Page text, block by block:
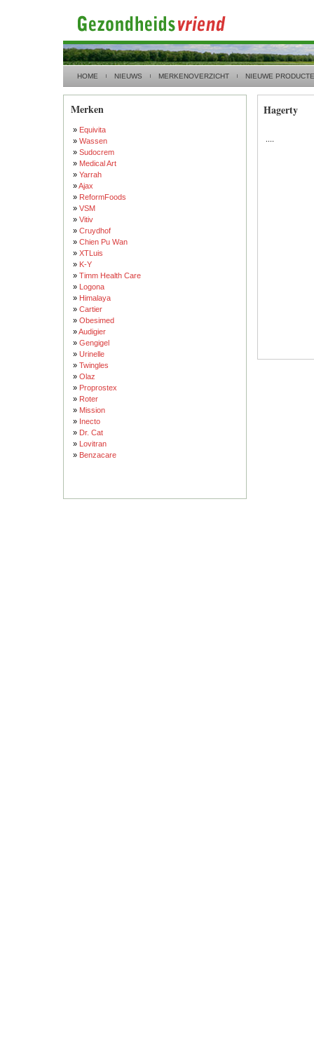
HOME NIEUWS MERKENOVERZICHT NIEUWE
Merken
» Equivita
» Wassen
» Sudocrem
» Medical Art
» Yarrah
»Ajax
» ReformFoods
» VSM
» Vitiv
» Cruydhof
» Chien Pu Wan
» XTLuis
» K-Y
» Timm Health Care
» Logona
» Himalaya
» Cartier
» Obesimed
»Audigier
» Gengigel
» Urinelle
» Twingles
» Olaz
» Proprostex
» Roter
» Mission
» Inecto
» Dr. Cat
» Lovitran
» Benzacare
Hagerty